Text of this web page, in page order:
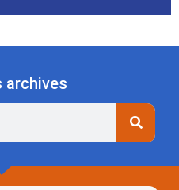
archives